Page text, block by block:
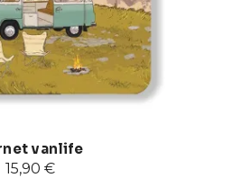
vanlife
15,90 €